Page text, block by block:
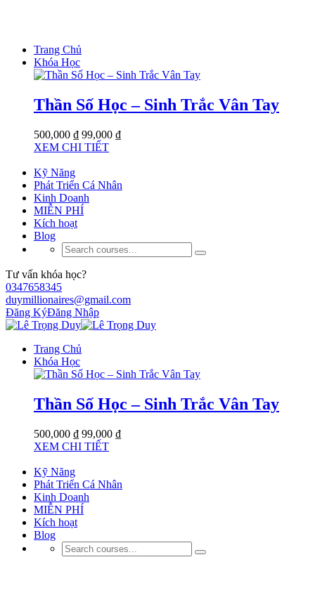
Trang Chủ
Khóa Học
Thần Số Học – Sinh Trắc Vân Tay
500,000 ₫ 99,000 ₫
XEM CHI TIẾT
Kỹ Năng
Phát Triển Cá Nhân
Kinh Doanh
MIỄN PHÍ
Kích hoạt
Blog
Tư vấn khóa học?
0347658345
duymillionaires@gmail.com
Đăng KýĐăng Nhập
Trang Chủ
Khóa Học
Thần Số Học – Sinh Trắc Vân Tay
500,000 ₫ 99,000 ₫
XEM CHI TIẾT
Kỹ Năng
Phát Triển Cá Nhân
Kinh Doanh
MIỄN PHÍ
Kích hoạt
Blog